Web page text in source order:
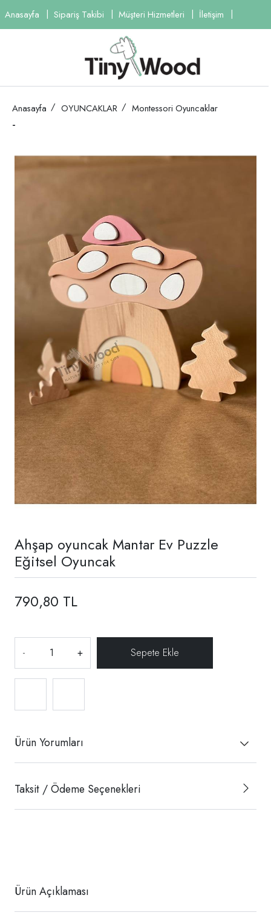
Anasayfa Sipariş Takibi Müşteri Hizmetleri İletişim
Anasayfa OYUNCAKLAR Montessori Oyuncaklar
-
Ahşap oyuncak Mantar Ev Puzzle
Eğitsel Oyuncak
790,80 TL
- +
Ürün Yorumları
Taksit / Ödeme Seçenekleri
Ürün Açıklaması